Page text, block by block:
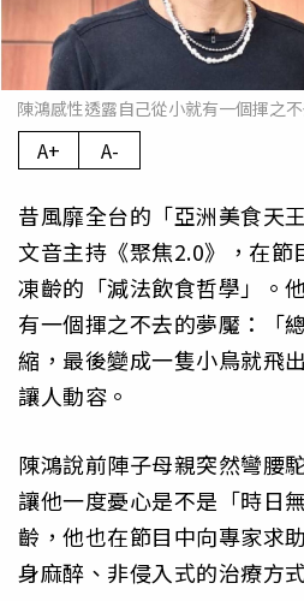
陳鴻感性透露自己從小就有一個揮之
A+ A-
昔風靡全台的「亞洲美食天
文音主持《聚焦2.0》，在節
凍齡的「減法飲食哲學」。
有一個揮之不去的夢魘：「
縮，最後變成一隻小鳥就飛
讓人動容。
陳鴻說前陣子母親突然彎腰
讓他一度憂心是不是「時日
齡，他也在節目中向專家求
身麻醉、非侵入式的治療方